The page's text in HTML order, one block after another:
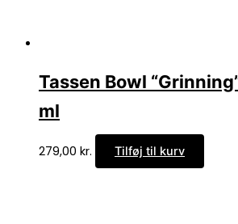
Tassen Bowl
ml
279,00 kr. Tilføj til kurv